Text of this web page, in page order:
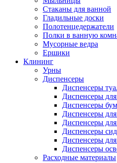
Стаканы для ванной
Гладильные доски
Полотенцедержатели
Полки в ванную
Мусорные ведра
Ершики
Клининг
Урны
Диспенсеры
Диспенсеры
Диспенсеры
Диспенсеры
Диспенсеры
Диспенсеры
Диспенсеры
Диспенсеры
Диспенсеры
Расходные материалы